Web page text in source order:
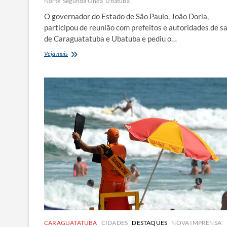
O governador do Estado de São Paulo, João Doria,
participou de reunião com prefeitos e autoridades de
de Caraguatatuba e Ubatuba e pediu o…
Veja maisEstado
ações
pandemia
no
Litoral
Norte
CARAGUATATUBA CIDADES DESTAQUES NOVA IMPRENSA